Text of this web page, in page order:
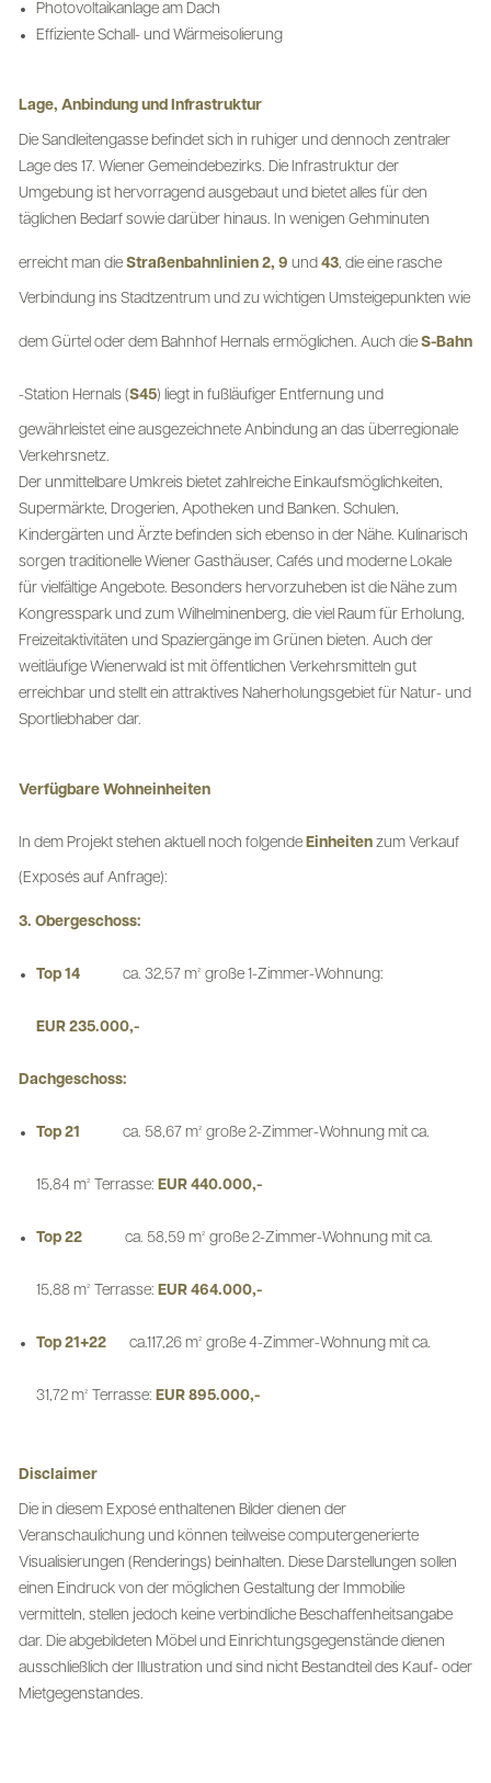
Photovoltaikanlage am Dach
Effiziente Schall- und Wärmeisolierung
Lage, Anbindung und Infrastruktur
Die Sandleitengasse befindet sich in ruhiger und dennoch zentraler
Lage des 17. Wiener Gemeindebezirks. Die Infrastruktur der
Umgebung ist hervorragend ausgebaut und bietet alles für den
täglichen Bedarf sowie darüber hinaus. In wenigen Gehminuten
erreicht man die Straßenbahnlinien 2, 9 und 43, die eine rasche
Verbindung ins Stadtzentrum und zu wichtigen Umsteigepunkten wie
dem Gürtel oder dem Bahnhof Hernals ermöglichen. Auch die S-Bahn
-Station Hernals (S45) liegt in fußläufiger Entfernung und
gewährleistet eine ausgezeichnete Anbindung an das überregionale
Verkehrsnetz.
Der unmittelbare Umkreis bietet zahlreiche Einkaufsmöglichkeiten,
Supermärkte, Drogerien, Apotheken und Banken. Schulen,
Kindergärten und Ärzte befinden sich ebenso in der Nähe. Kulinarisch
sorgen traditionelle Wiener Gasthäuser, Cafés und moderne Lokale
für vielfältige Angebote. Besonders hervorzuheben ist die Nähe zum
Kongresspark und zum Wilhelminenberg, die viel Raum für Erholung,
Freizeitaktivitäten und Spaziergänge im Grünen bieten. Auch der
weitläufige Wienerwald ist mit öffentlichen Verkehrsmitteln gut
erreichbar und stellt ein attraktives Naherholungsgebiet für Natur- und
Sportliebhaber dar.
Verfügbare Wohneinheiten
In dem Projekt stehen aktuell noch folgende Einheiten zum Verkauf
(Exposés auf Anfrage):
3. Obergeschoss:
Top 14 ca. 32,57 m² große 1-Zimmer-Wohnung:
EUR 235.000,-
Dachgeschoss:
Top 21 ca. 58,67 m² große 2-Zimmer-Wohnung mit ca.
15,84 m² Terrasse: EUR 440.000,-
Top 22 ca. 58,59 m² große 2-Zimmer-Wohnung mit ca.
15,88 m² Terrasse: EUR 464.000,-
Top 21+22 ca.117,26 m² große 4-Zimmer-Wohnung mit ca.
31,72 m² Terrasse: EUR 895.000,-
Disclaimer
Die in diesem Exposé enthaltenen Bilder dienen der
Veranschaulichung und können teilweise computergenerierte
Visualisierungen (Renderings) beinhalten. Diese Darstellungen sollen
einen Eindruck von der möglichen Gestaltung der Immobilie
vermitteln, stellen jedoch keine verbindliche Beschaffenheitsangabe
dar. Die abgebildeten Möbel und Einrichtungsgegenstände dienen
ausschließlich der Illustration und sind nicht Bestandteil des Kauf- oder
Mietgegenstandes.